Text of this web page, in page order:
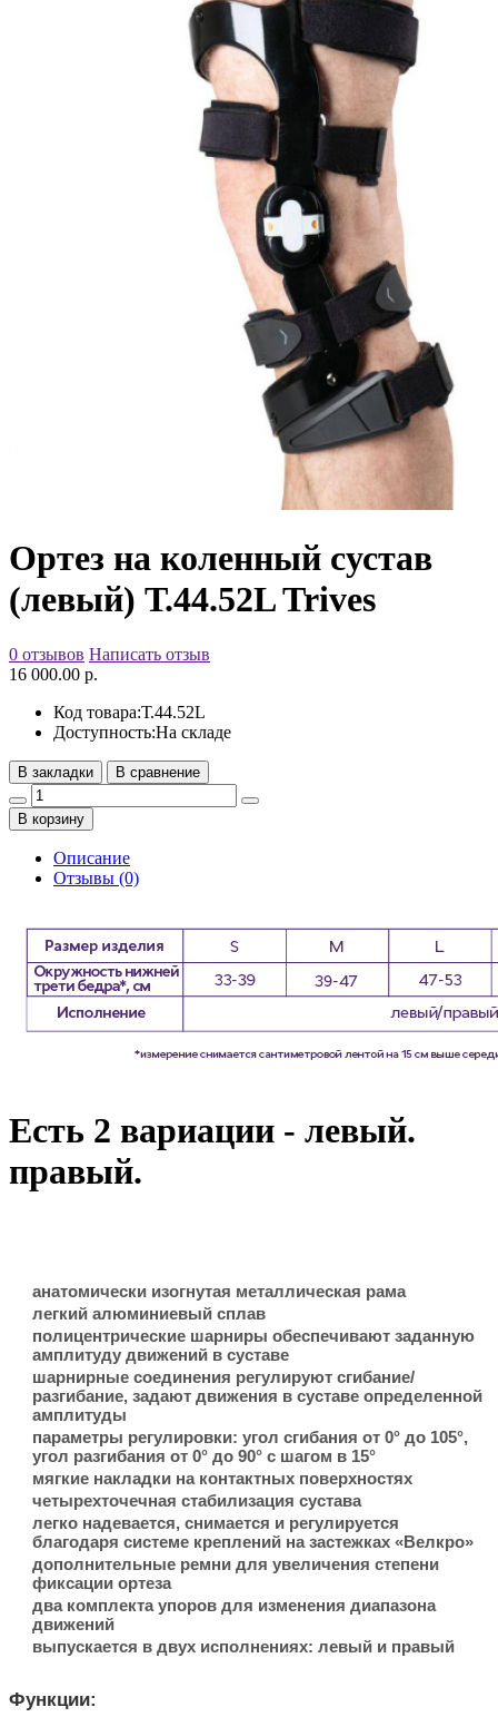
Ортез на коленный сустав
(левый) Т.44.52L Trives
0 отзывов Написать отзыв
16 000.00 р.
Код товара:Т.44.52L
Доступность:На складе
В закладки В сравнение
В корзину
Описание
Отзывы (0)
Есть 2 вариации - левый.
правый.
анатомически изогнутая металлическая рама
легкий алюминиевый сплав
полицентрические шарниры обеспечивают заданную
амплитуду движений в суставе
шарнирные соединения регулируют сгибание/
разгибание, задают движения в суставе определенной
амплитуды
параметры регулировки: угол сгибания от 0° до 105°,
угол разгибания от 0° до 90° с шагом в 15°
мягкие накладки на контактных поверхностях
четырехточечная стабилизация сустава
легко надевается, снимается и регулируется
благодаря системе креплений на застежках «Велкро»
дополнительные ремни для увеличения степени
фиксации ортеза
два комплекта упоров для изменения диапазона
движений
выпускается в двух исполнениях: левый и правый
Функции: